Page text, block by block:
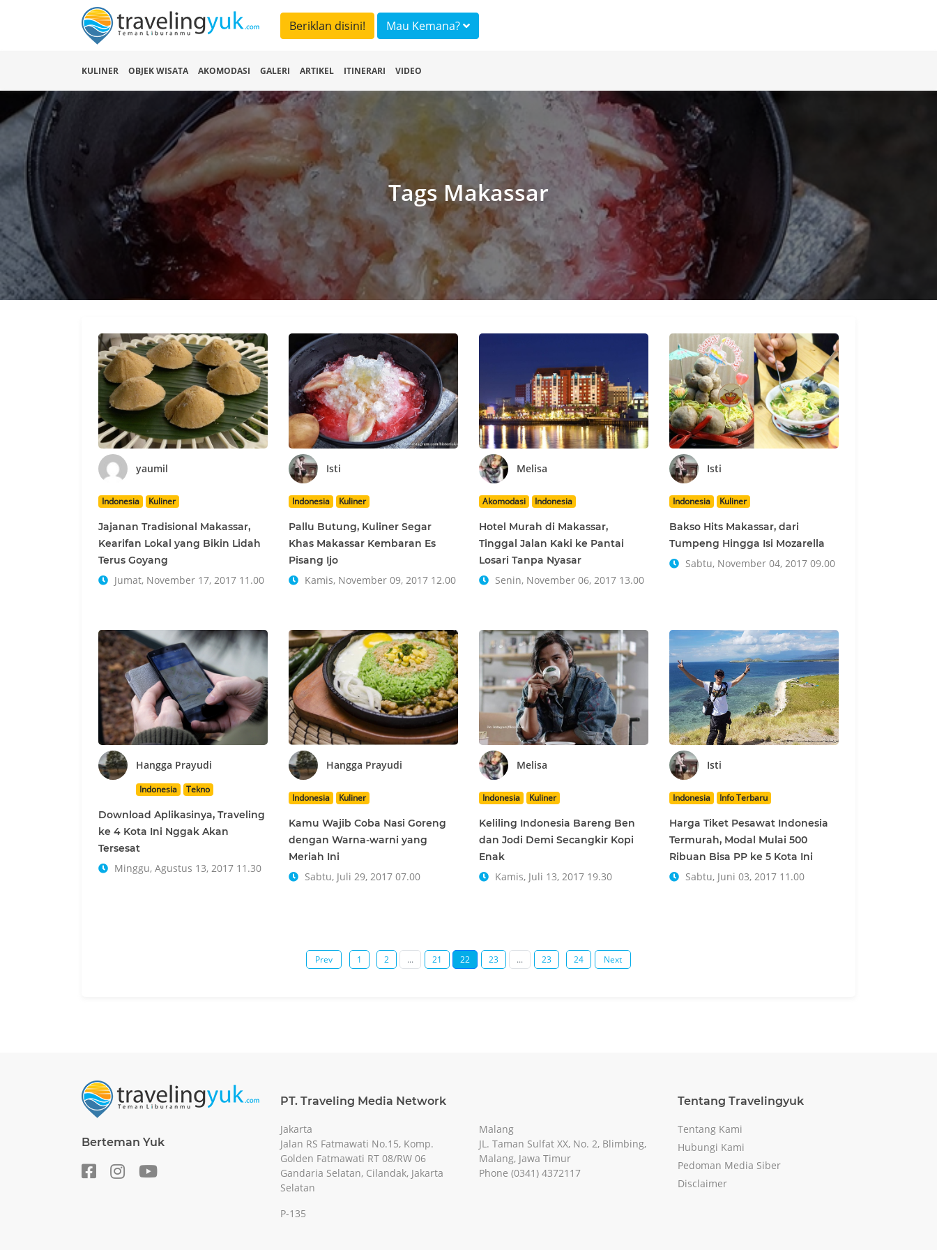
Beriklan disini! Mau Kemana?
KULINER OBJEK WISATA AKOMODASI GALERI ARTIKEL ITINERARI VIDEO
Tags Makassar
yaumil
Indonesia Kuliner
Jajanan Tradisional Makassar,
Kearifan Lokal yang Bikin Lidah
Terus Goyang
Jumat, November 17, 2017 11.00
Isti
Indonesia Kuliner
Pallu Butung, Kuliner Segar
Khas Makassar Kembaran Es
Pisang Ijo
Kamis, November 09, 2017 12.00
Melisa
Akomodasi Indonesia
Hotel Murah di Makassar,
Tinggal Jalan Kaki ke Pantai
Losari Tanpa Nyasar
Senin, November 06, 2017 13.00
Isti
Indonesia Kuliner
Bakso Hits Makassar, dari
Tumpeng Hingga Isi Mozarella
Sabtu, November 04, 2017 09.00
Hangga Prayudi
Indonesia Tekno
Download Aplikasinya, Traveling
ke 4 Kota Ini Nggak Akan
Tersesat
Minggu, Agustus 13, 2017 11.30
Hangga Prayudi
Indonesia Kuliner
Kamu Wajib Coba Nasi Goreng
dengan Warna-warni yang
Meriah Ini
Sabtu, Juli 29, 2017 07.00
Melisa
Indonesia Kuliner
Keliling Indonesia Bareng Ben
dan Jodi Demi Secangkir Kopi
Enak
Kamis, Juli 13, 2017 19.30
Isti
Indonesia Info Terbaru
Harga Tiket Pesawat Indonesia
Termurah, Modal Mulai 500
Ribuan Bisa PP ke 5 Kota Ini
Sabtu, Juni 03, 2017 11.00
Prev 1 2 ... 21 22 23 ... 23 24 Next
PT. Traveling Media Network Tentang Travelingyuk
Berteman Yuk
Jakarta
Jalan RS Fatmawati No.15, Komp.
Golden Fatmawati RT 08/RW 06
Gandaria Selatan, Cilandak, Jakarta
Selatan
P-135
Malang
JL. Taman Sulfat XX, No. 2, Blimbing,
Malang, Jawa Timur
Phone (0341) 4372117
Tentang Kami
Hubungi Kami
Pedoman Media Siber
Disclaimer